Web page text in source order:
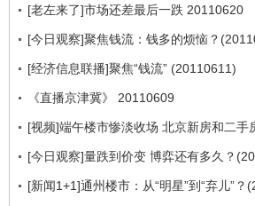
[老左来了]市场还差最后一跌 20110620
[今日观察]聚焦钱流：钱多的烦恼？
[经济信息联播]聚焦“钱流” (20110611)
《直播京津冀》 20110609
[视频]端午楼市惨淡收场 北京新房和二手
[今日观察]量跌到价变 博弈还有多久？
[新闻1+1]通州楼市：从“明星”到“弃儿”？